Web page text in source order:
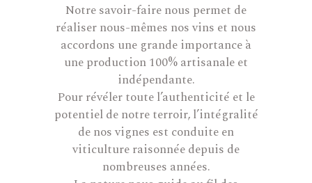
Notre savoir-faire nous permet de
réaliser nous-mêmes nos vins et nous
accordons une grande importance à
une production 100% artisanale et
indépendante.
Pour révéler toute l’authenticité et le
potentiel de notre terroir, l’intégralité
de nos vignes est conduite en
viticulture raisonnée depuis de
nombreuses années.